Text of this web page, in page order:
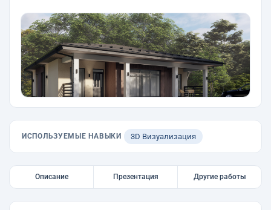
ИСПОЛЬЗУЕМЫЕ НАВЫКИ 3D Визуализация
Описание Презентация Другие работы